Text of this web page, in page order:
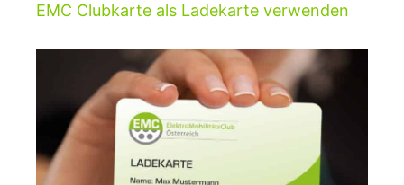
EMC Clubkarte als Ladekarte verwenden